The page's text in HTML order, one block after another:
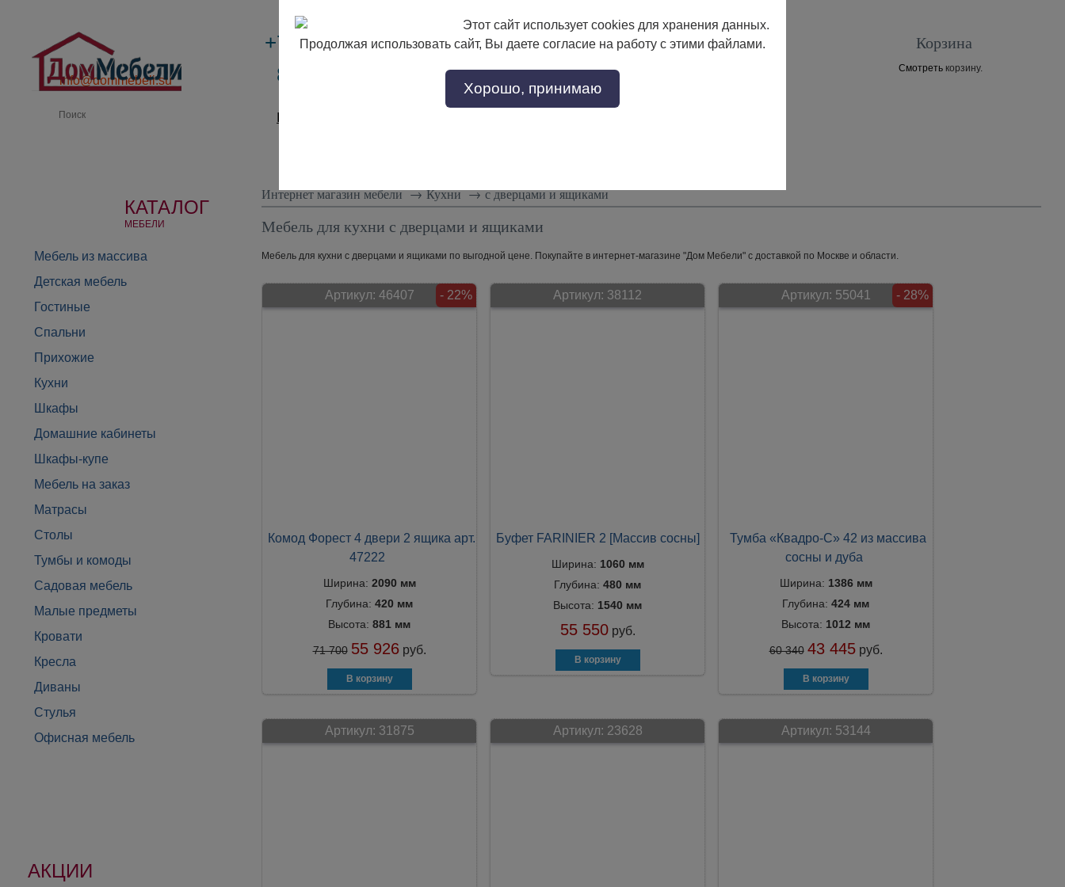
info@dommebeli.su
+7 (495)133-17-89
8 (800) 302-17-89
с 9:00 до 18:00
Заказать звонок
Производители
Корзина
Смотреть корзину.
КАТАЛОГ
МЕБЕЛИ
Мебель из массива
Детская мебель
Гостиные
Спальни
Прихожие
Кухни
Шкафы
Домашние кабинеты
Шкафы-купе
Мебель на заказ
Матрасы
Столы
Тумбы и комоды
Садовая мебель
Малые предметы
Кровати
Кресла
Диваны
Стулья
Офисная мебель
АКЦИИ
Интернет магазин мебели→ Кухни→ с дверцами и ящиками
Мебель для кухни с дверцами и ящиками
Мебель для кухни с дверцами и ящиками по выгодной цене. Покупайте в интернет-магазине "Дом Мебели" с доставкой по Москве и области.
Артикул: 46407 - 22%
Комод Форест 4 двери 2 ящика арт.
47222
Ширина: 2090 мм
Глубина: 420 мм
Высота: 881 мм
71 700 55 926 руб.
Артикул: 38112
Буфет FARINIER 2 [Массив сосны]
Ширина: 1060 мм
Глубина: 480 мм
Высота: 1540 мм
55 550 руб.
Артикул: 55041 - 28%
Тумба «Квадро-С» 42 из массива
сосны и дуба
Ширина: 1386 мм
Глубина: 424 мм
Высота: 1012 мм
60 340 43 445 руб.
Артикул: 31875 Артикул: 23628 Артикул: 53144
Этот сайт использует cookies для хранения данных.
Продолжая использовать сайт, Вы даете согласие на работу с этими файлами.
Хорошо, принимаю